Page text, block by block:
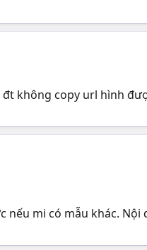
không copy url hình
mi có mẫu khác.